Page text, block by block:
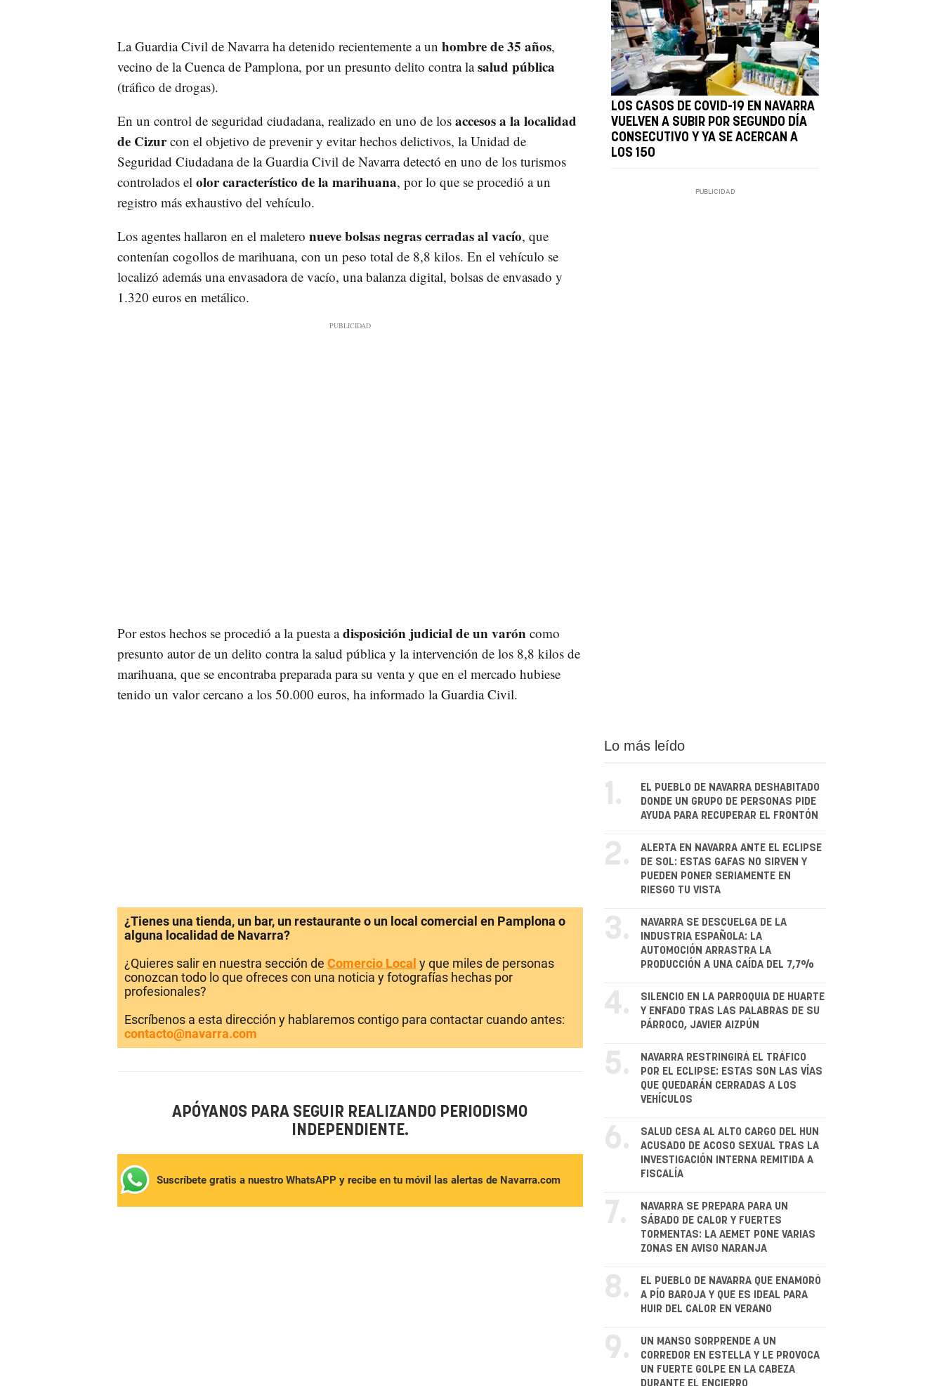
La Guardia Civil de Navarra ha detenido recientemente a un hombre de 35 años,
vecino de la Cuenca de Pamplona, por un presunto delito contra lasalud pública
(tráfico de drogas).
En un control de seguridad ciudadana, realizado en uno de los accesos a la localidad
de Cizurcon el objetivo de prevenir y evitar hechos delictivos, la Unidad de
Seguridad Ciudadana de la Guardia Civil de Navarra detectó en uno de los turismos
controlados el olor característico de la marihuana, por lo que se procedió a un
registro más exhaustivo del vehículo.
Los agentes hallaron en el maletero nueve bolsas negras cerradas al vacío, que
contenían cogollos de marihuana, con un peso total de 8,8 kilos. En el vehículo se
localizó además una envasadora de vacío, una balanza digital, bolsas de envasado y
1.320 euros en metálico.
Por estos hechos se procedió a la puesta adisposición judicial de un varón como
presunto autor de un delito contra la salud pública y la intervención de los 8,8 kilos de
marihuana, que se encontraba preparada para su venta y que en el mercado hubiese
tenido un valor cercano a los 50.000 euros, ha informado la Guardia Civil.
LOS CASOS DE COVID-19 EN NAVARRA
VUELVEN A SUBIR POR SEGUNDO DÍA
CONSECUTIVO Y YA SE ACERCAN A
LOS 150
¿Tienes una tienda, un bar, un restaurante o un local comercial en Pamplona o
alguna localidad de Navarra?
¿Quieres salir en nuestra sección de Comercio Local y que miles de personas
conozcan todo lo que ofreces con una noticia y fotografías hechas por
profesionales?
Escríbenos a esta dirección y hablaremos contigo para contactar cuando antes:
contacto@navarra.com
APÓYANOS PARA SEGUIR REALIZANDO PERIODISMO
INDEPENDIENTE.
Suscríbete gratis a nuestro WhatsAPP y recibe en tu móvil las alertas de Navarra.com
Lo más leído
1.
EL PUEBLO DE NAVARRA DESHABITADO
DONDE UN GRUPO DE PERSONAS PIDE
AYUDA PARA RECUPERAR EL FRONTÓN
2.
ALERTA EN NAVARRA ANTE EL ECLIPSE
DE SOL: ESTAS GAFAS NO SIRVEN Y
PUEDEN PONER SERIAMENTE EN
RIESGO TU VISTA
3.
NAVARRA SE DESCUELGA DE LA
INDUSTRIA ESPAÑOLA: LA
AUTOMOCIÓN ARRASTRA LA
PRODUCCIÓN A UNA CAÍDA DEL 7,7%
4.
SILENCIO EN LA PARROQUIA DE HUARTE
Y ENFADO TRAS LAS PALABRAS DE SU
PÁRROCO, JAVIER AIZPÚN
5.
NAVARRA RESTRINGIRÁ EL TRÁFICO
POR EL ECLIPSE: ESTAS SON LAS VÍAS
QUE QUEDARÁN CERRADAS A LOS
VEHÍCULOS
6.
SALUD CESA AL ALTO CARGO DEL HUN
ACUSADO DE ACOSO SEXUAL TRAS LA
INVESTIGACIÓN INTERNA REMITIDA A
FISCALÍA
7.
NAVARRA SE PREPARA PARA UN
SÁBADO DE CALOR Y FUERTES
TORMENTAS: LA AEMET PONE VARIAS
ZONAS EN AVISO NARANJA
8.
EL PUEBLO DE NAVARRA QUE ENAMORÓ
A PÍO BAROJA Y QUE ES IDEAL PARA
HUIR DEL CALOR EN VERANO
9.
UN MANSO SORPRENDE A UN
CORREDOR EN ESTELLA Y LE PROVOCA
UN FUERTE GOLPE EN LA CABEZA
DURANTE EL ENCIERRO